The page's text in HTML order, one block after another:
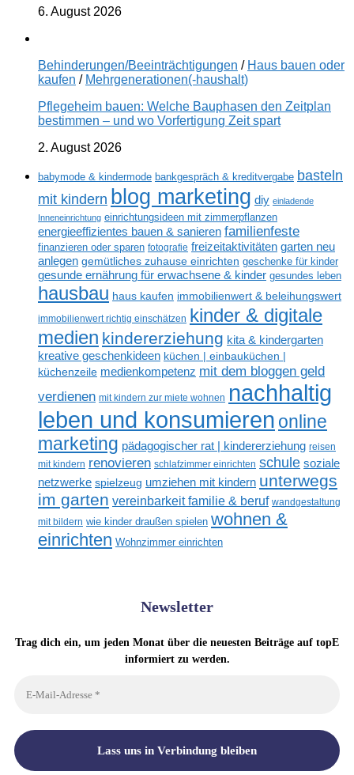
6. August 2026
Behinderungen/Beeinträchtigungen / Haus bauen oder
kaufen / Mehrgenerationen(-haushalt)
Pflegeheim bauen: Welche Bauphasen den Zeitplan
bestimmen – und wo Vorfertigung Zeit spart
2. August 2026
babymode & kindermode bankgespräch & kreditvergabe basteln
mit kindern blog marketing diy einladende
Inneneinrichtung einrichtungsideen mit zimmerpflanzen
energieeffizientes bauen & sanieren familienfeste
finanzieren oder sparen fotografie freizeitaktivitäten garten neu
anlegen gemütliches zuhause einrichten geschenke für kinder
gesunde ernährung für erwachsene & kinder gesundes leben
hausbau haus kaufen immobilienwert & beleihungswert
immobilienwert richtig einschätzen kinder & digitale
medien kindererziehung kita & kindergarten
kreative geschenkideen küchen | einbauküchen |
küchenzeile medienkompetenz mit dem bloggen geld
verdienen mit kindern zur miete wohnen nachhaltig
leben und konsumieren online
marketing pädagogischer rat | kindererziehung reisen
mit kindern renovieren schlafzimmer einrichten schule soziale
netzwerke spielzeug umziehen mit kindern unterwegs
im garten vereinbarkeit familie & beruf wandgestaltung
mit bildern wie kinder draußen spielen wohnen &
einrichten Wohnzimmer einrichten
Newsletter
Trag dich ein, um jeden Monat über die neuesten Beiträge auf topE
informiert zu werden.